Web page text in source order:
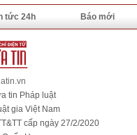
tức 24h Báo mới
tin Pháp luật
gia Việt Nam
cấp ngày 27/2/2020